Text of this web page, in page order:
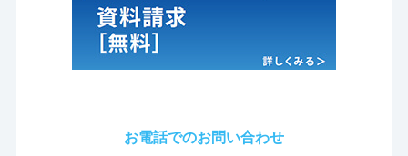
お電話でのお問い合わせ